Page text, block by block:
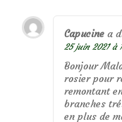
Capucine a
25 juin 2021 à
Bonjour
rosier pour
remontant
branches
en plus de